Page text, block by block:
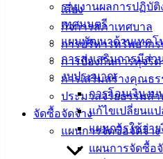
เสี่ยง
กิจการสภาเทศบาล
การบริหารทรัพยาก
การป้องกันการทุจริต
การเสริมสร้างคุณธร
ประมวลจริยธรรมส
จัดซื้อจัดจ้าง
แผนการจัดซื้อจัดจ้าง
แผนการจัดซื้อ
รายงานผลการปฏิบั
เทศมนตรี
แผนพัฒนาด้านเทคโ
การส่งเสริมการมีส่
งบประมาณ
การโอนเงินง
แก้ไขเปลี่ยนแ
แผนการใช้จ่า
ดาวน์โหลด
แบบ
ฟอร์ม,
เอกสาร
คู่มือ
สำหรับ
ประชาชน/
คู่มือการ